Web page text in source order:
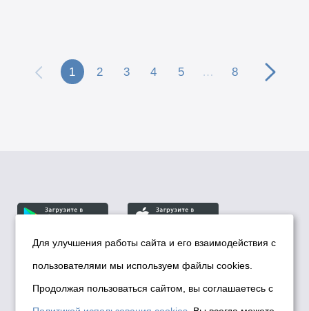
1 2 3 4 5 … 8
© Департамент информационной политики мэрии
города Новосибирска, 2026
Политика использования Cookies
Для улучшения работы сайта и его взаимодействия с
пользователями мы используем файлы cookies.
Продолжая пользоваться сайтом, вы соглашаетесь с